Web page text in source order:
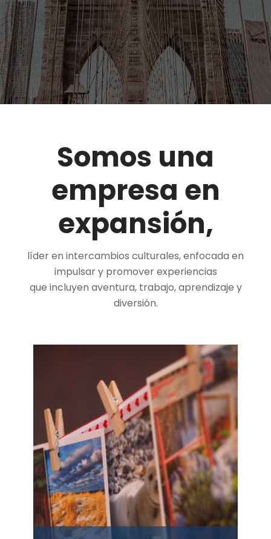
Somos una
empresa en
expansión,
líder en intercambios culturales, enfocada en
impulsar y promover experiencias
que incluyen aventura, trabajo, aprendizaje y
diversión.